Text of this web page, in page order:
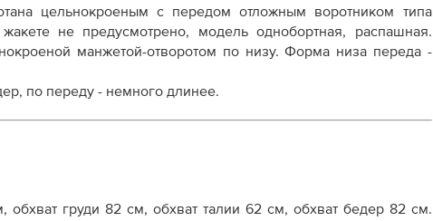
цельнокроеным с передом отложным воротником типа
не предусмотрено, модель однобортная, распашная.
манжетой-отворотом по низу. Форма низа переда -
по переду - немного длинее.
обхват груди 82 см, обхват талии 62 см, обхват бедер 82 см.